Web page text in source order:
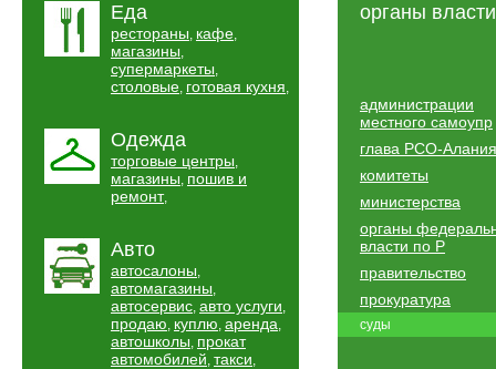
Еда
рестораны, кафе,
магазины,
супермаркеты,
столовые, готовая кухня,
Одежда
торговые центры,
магазины, пошив и
ремонт,
Авто
автосалоны,
автомагазины,
автосервис, авто услуги,
продаю, куплю, аренда,
автошколы, прокат
автомобилей, такси,
органы власти
администрации
местного самоупр
глава РСО-Алания
комитеты
министерства
органы
власти по Р
правительство
прокуратура
суды